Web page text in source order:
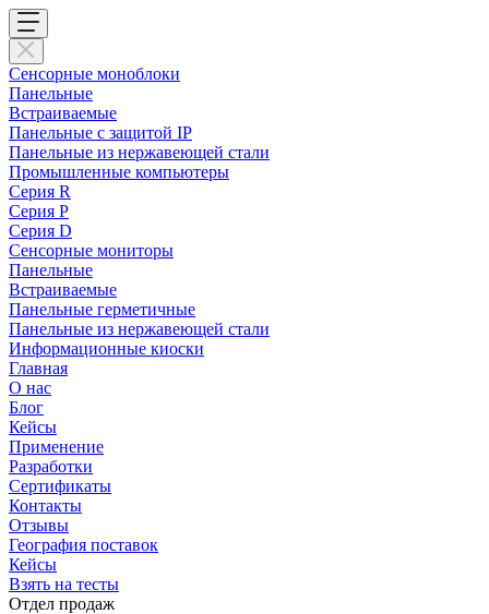
Сенсорные моноблоки
Панельные
Встраиваемые
Панельные с защитой IP
Панельные из нержавеющей стали
Промышленные компьютеры
Cерия R
Серия P
Серия D
Сенсорные мониторы
Панельные
Встраиваемые
Панельные герметичные
Панельные из нержавеющей стали
Информационные киоски
Главная
О нас
Блог
Кейсы
Применение
Разработки
Сертификаты
Контакты
Отзывы
География поставок
Кейсы
Взять на тесты
Отдел продаж